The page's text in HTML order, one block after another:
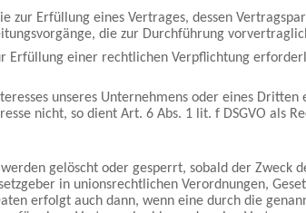
zur Erfüllung eines Vertrages, dessen
die zur Durchführung
Erfüllung einer rechtlichen Verpflichtung
unseres Unternehmens oder eines
nicht, so dient Art. 6 Abs. 1 lit. f DSGVO als
gelöscht oder gesperrt, sobald der
in unionsrechtlichen Verordnungen,
erfolgt auch dann, wenn eine durch die